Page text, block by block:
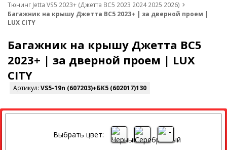
Тюнинг Jetta VS5 2023+ (Джетта ВС5 2023 2024 2025 2026)
Багажник на крышу Джетта ВС5 2023+ | за дверной проем |
LUX СITY
Багажник на крышу Джетта ВС5
2023+ | за дверной проем | LUX
СITY
Артикул: VS5-19n (607203)+БК5 (602017)130
СКИДКА
Выбрать цвет: